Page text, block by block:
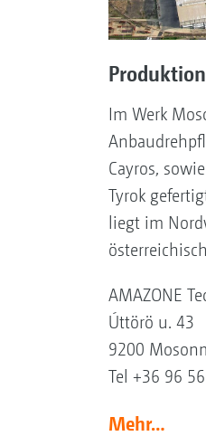
Im Werk
Cayros,
Tyrok
liegt im
AMAZONE
Úttörö u. 43
9200
Tel +36 96
Mehr…